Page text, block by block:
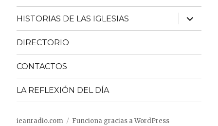
HISTORIAS DE LAS IGLESIAS
expande
el
menú
DIRECTORIO
CONTACTOS
LA REFLEXIÓN DEL DÍA
ieanradio.com Funciona gracias a WordPress